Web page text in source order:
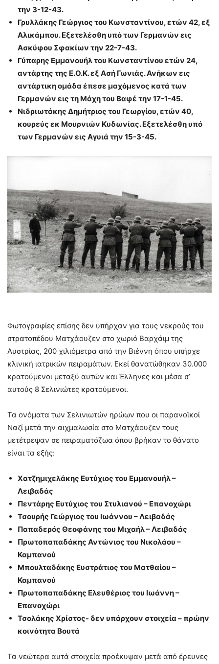
την 3-12-43.
Γρυλλάκης Γεώργιος του Κωνσταντίνου, ετών 42, εξ
Αλικάμπου. Εξετελέσθη υπό των Γερμανών εις
Ασκύφου Σφακίων την 22-7-43.
Γύπαρης Εμμανουήλ του Κωνσταντίνου ετών 24,
αντάρτης της Ε.Ο.Κ. εξ Ασή Γωνιάς. Ανήκων εις
αντάρτικη ομάδα έπεσε μαχόμενος κατά των
Γερμανών εις τη Μάχη του Βαφέ την 17-1-45.
Νιδριωτάκης Δημήτριος του Γεωργίου, ετών 40,
κουρεύς εκ Μουρνιών Κυδωνίας. Εξετελέσθη υπό
των Γερμανών εις Αγυιά την 15-3-45.
Φωτογραφίες επίσης δεν υπήρχαν για τους νεκρούς του
στρατοπέδου Ματχάουζεν στο χωριό Βαρχάιμ της
Αυστρίας, 200 χιλιόμετρα από την Βιέννη όπου υπήρχε
κλινική ιατρικών πειραμάτων. Εκεί θανατώθηκαν 30.000
κρατούμενοι μεταξύ αυτών και Έλληνες και μέσα σ’
αυτούς 8 Σελινιώτες κρατούμενοι.
Τα ονόματα των Σελινιωτών ηρώων που οι παρανοϊκοί
Ναζί μετά την αιχμαλωσία στο Ματχάουζεν τους
μετέτρεψαν σε πειραματόζωα όπου βρήκαν το θάνατο
είναι τα εξής:
Χατζημιχελάκης Ευτύχιος του Εμμανουήλ –
Λειβαδάς
Πεντάρης Ευτύχιος του Στυλιανού – Επανοχώρι
Τσουρής Γεώργιος του Ιωάννου – Λειβαδάς
Παπαδερός Θεοφάνης του Μιχαήλ – Λειβαδάς
Πρωτοπαπαδάκης Αντώνιος του Νικολάου –
Καμπανού
Μπουλταδάκης Ευστράτιος του Ματθαίου –
Καμπανού
Πρωτοπαπαδάκης Ελευθέριος του Ιωάννη –
Επανοχώρι
Τσολάκης Χρίστος- δεν υπάρχουν στοιχεία – πρώην
κοινότητα Βουτά
Τα νεώτερα αυτά στοιχεία προέκυψαν μετά από έρευνες